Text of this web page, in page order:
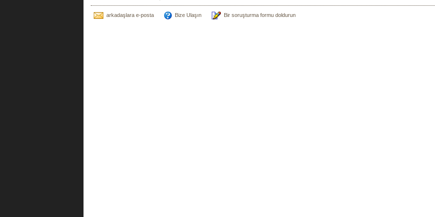
arkadaşlara e-posta Bize Ulaşın Bir soruşturma formu doldurun